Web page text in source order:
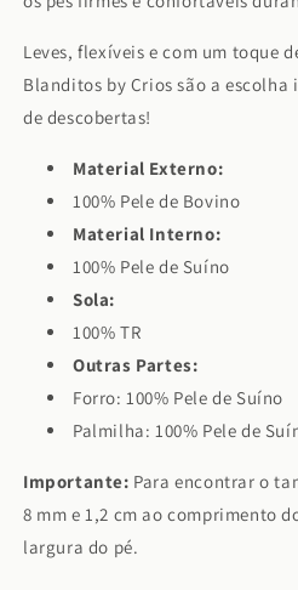
Leves, flexíveis e com um toque
Blanditos by Crios são a
de descobertas!
Material Externo:
100% Pele de Bovino
Material Interno:
100% Pele de Suíno
Sola:
100% TR
Outras Partes:
Forro: 100% Pele de Suíno
Palmilha: 100% Pele de
Importante: Para encontrar o
8 mm e 1,2 cm ao comprimento
largura do pé.